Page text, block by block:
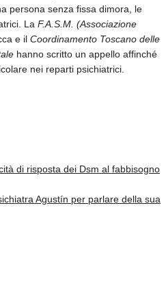
persona senza fissa dimora, le
La F.A.S.M. (Associazione
e il Coordinamento Toscano delle
hanno scritto un appello affinché
nei reparti psichiatrici.
di risposta dei Dsm al fabbisogno
Agustín per parlare della sua